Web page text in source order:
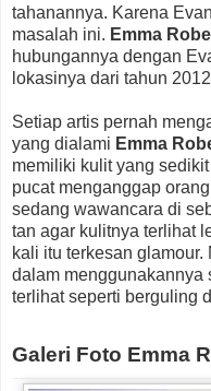
tahanannya. Karena
masalah ini. Emma
hubungannya dengan
lokasinya dari tahun
Setiap artis pernah
yang dialami Emma
memiliki kulit yang
pucat menganggap
sedang wawancara di
tan agar kulitnya terlihat
kali itu terkesan
dalam menggunakannya
terlihat seperti berguling
Galeri Foto Emma